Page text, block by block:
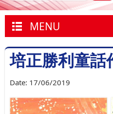
MENU
培正勝利童話
Date: 17/06/2019